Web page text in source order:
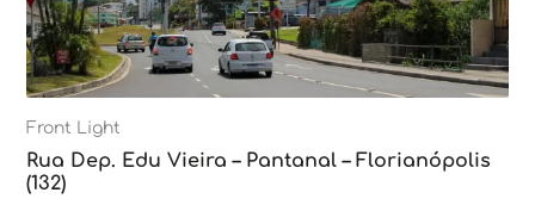
Front Light
Rua Dep. Edu Vieira – Pantanal – Florianópolis
(132)